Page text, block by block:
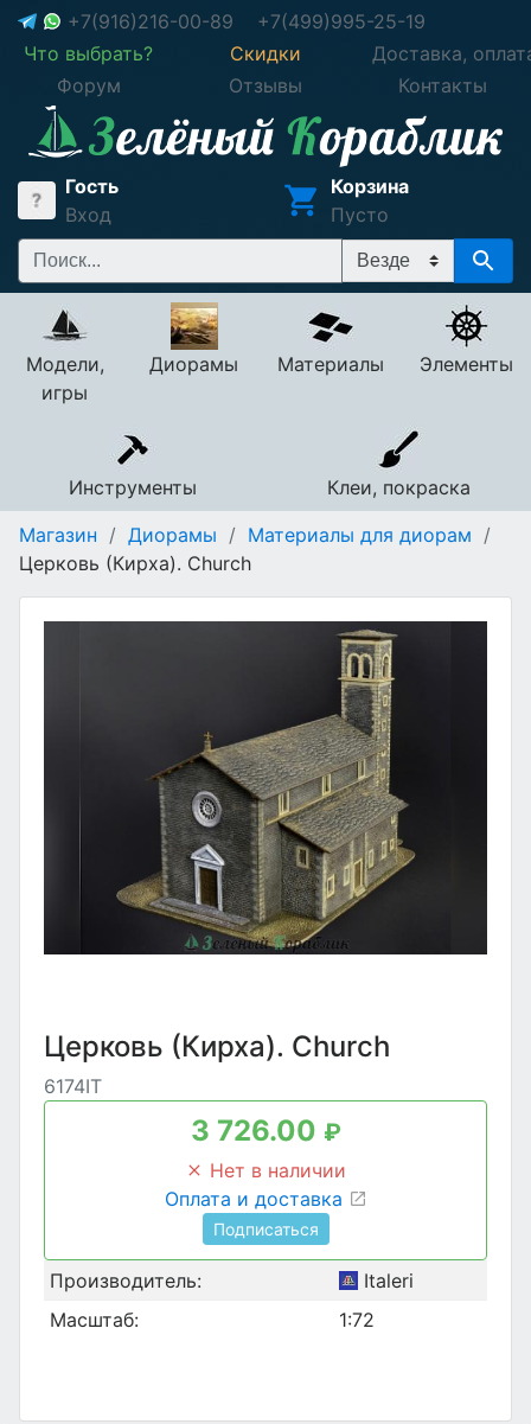
+7(916)216-00-89
+7(499)995-25-19
Что выбрать?
Скидки
Доставка,
Форум
Отзывы Контакты
Гость
Вход
Корзина
Пусто
Модели,
игры
Диорамы Материалы Элементы
Инструменты
Клеи, покраска
Магазин / Диорамы / Материалы для диорам /
Церковь (Кирха). Church
Церковь (Кирха). Church
6174IT
3 726.00 ₽
Нет в наличии
Оплата и доставка
Подписаться
Производитель:
Italeri
Масштаб:
1:72